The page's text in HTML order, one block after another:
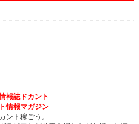
報誌ドカント
情報マガジン
ント稼ごう。
さい！
情報を幅広く掲載しております。
ますので、是非チェックしてみてください。